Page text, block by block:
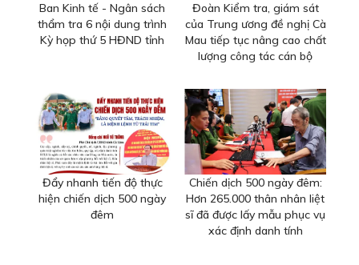
Ban Kinh tế - Ngân sách
thẩm tra 6 nội dung trình
Kỳ họp thứ 5 HĐND tỉnh
Đoàn Kiểm tra, giám sát
của Trung ương đề nghị Cà
Mau tiếp tục nâng cao chất
lượng công tác cán bộ
Đẩy nhanh tiến độ thực
hiện chiến dịch 500 ngày
đêm
Chiến dịch 500 ngày đêm:
Hơn 265.000 thân nhân liệt
sĩ đã được lấy mẫu phục vụ
xác định danh tính